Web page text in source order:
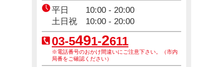
平日 10:00 - 20:00
土日祝 10:00 - 20:00
03-5491-2611
※電話番号のおかけ間違いにご注意下さい。（市内
局番をご確認ください）